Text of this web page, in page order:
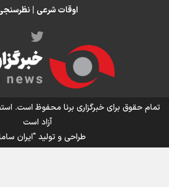
اینفو برنا/ میزان مالیات بر ارزش
اوقات شرعی |
تمام حقوق برای خبرگزاری برنا محفوظ است.
آزاد است
طراحی و تولید"ایران